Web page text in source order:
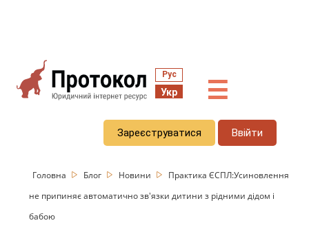
Рус
Укр ☰
Зареєструватися Ввійти
Головна Блог Новини
Практика ЄСПЛ:Усиновлення
не припиняє автоматично зв'язки дитини з рідними дідом і
бабою